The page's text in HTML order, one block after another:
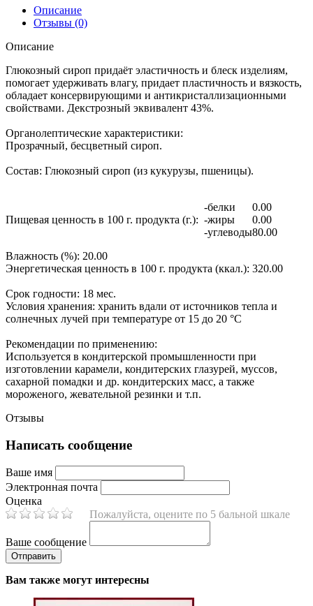
Описание
Отзывы (0)
Описание
Глюкозный сироп придаёт эластичность и блеск изделиям,
помогает удерживать влагу, придает пластичность и вязкость,
обладает консервирующими и антикристаллизационными
свойствами. Декстрозный эквивалент 43%.
Органолептические характеристики:
Прозрачный, бесцветный сироп.
Состав: Глюкозный сироп (из кукурузы, пшеницы).
Пищевая ценность в 100 г. продукта (г.):
-белки
0.00
-жиры
0.00
-углеводы80.00
Влажность (%): 20.00
Энергетическая ценность в 100 г. продукта (ккал.): 320.00
Срок годности: 18 мес.
Условия хранения: хранить вдали от источников тепла и
солнечных лучей при температуре от 15 до 20 °C
Рекомендации по применению:
Используется в кондитерской промышленности при
изготовлении карамели, кондитерских глазурей, муссов,
сахарной помадки и др. кондитерских масс, а также
мороженого, жевательной резинки и т.п.
Отзывы
Написать сообщение
Ваше имя
Электронная почта
Оценка
Пожалуйста, оцените по 5 бальной шкале
Ваше сообщение
Вам также могут интересны